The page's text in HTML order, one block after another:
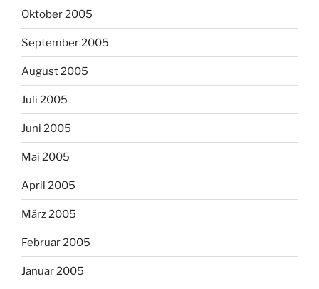
Oktober 2005
September 2005
August 2005
Juli 2005
Juni 2005
Mai 2005
April 2005
März 2005
Februar 2005
Januar 2005